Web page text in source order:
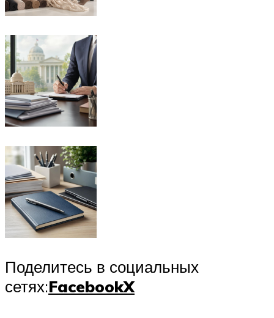
Поделитесь в социальных
сетях:FacebookX